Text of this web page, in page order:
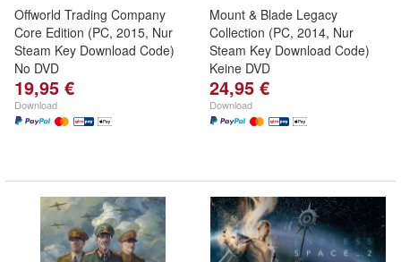
Offworld Trading Company
Core Edition (PC, 2015, Nur
Steam Key Download Code)
No DVD
19,95 €
Download
Mount & Blade Legacy
Collection (PC, 2014, Nur
Steam Key Download Code)
Keine DVD
24,95 €
Download